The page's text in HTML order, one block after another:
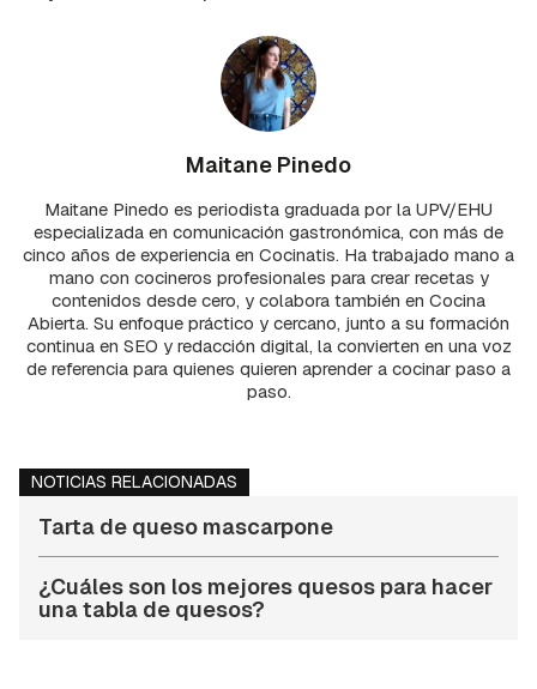
Maitane Pinedo
Maitane Pinedo es periodista graduada por la UPV/EHU
especializada en comunicación gastronómica, con más de
cinco años de experiencia en Cocinatis. Ha trabajado mano a
mano con cocineros profesionales para crear recetas y
contenidos desde cero, y colabora también en Cocina
Abierta. Su enfoque práctico y cercano, junto a su formación
continua en SEO y redacción digital, la convierten en una voz
de referencia para quienes quieren aprender a cocinar paso a
paso.
NOTICIAS RELACIONADAS
Tarta de queso mascarpone
¿Cuáles son los mejores quesos para hacer
una tabla de quesos?